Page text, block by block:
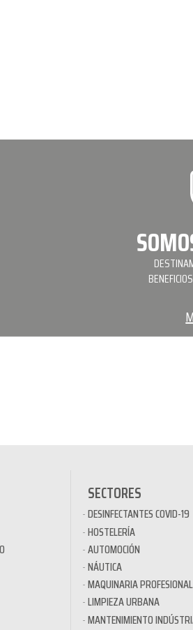
SECTORES
DESINFECTANTES COVID-19
HOSTELERÍA
AUTOMOCIÓN
NÁUTICA
MAQUINARIA PROFESIONAL
LIMPIEZA URBANA
MANTENIMIENTO